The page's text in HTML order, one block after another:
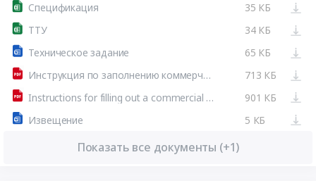
Спецификация
35 КБ
ТТУ
34 КБ
Техническое задание
65 КБ
Инструкция по заполнению коммерческого предложения
713 КБ
Instructions for filling out a commercial offer
901 КБ
Извещение
5 КБ
Показать все документы (+1)